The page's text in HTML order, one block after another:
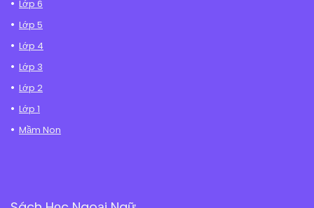
Lớp 6
Lớp 5
Lớp 4
Lớp 3
Lớp 2
Lớp 1
Mầm Non